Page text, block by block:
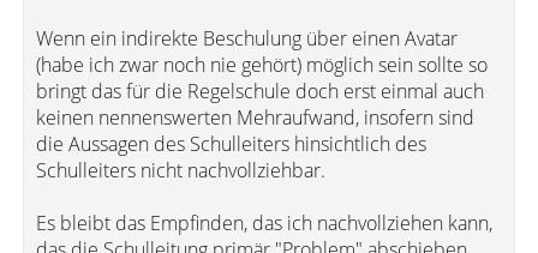
Wenn ein indirekte Beschulung über einen Avatar
(habe ich zwar noch nie gehört) möglich sein sollte so
bringt das für die Regelschule doch erst einmal auch
keinen nennenswerten Mehraufwand, insofern sind
die Aussagen des Schulleiters hinsichtlich des
Schulleiters nicht nachvollziehbar.
Es bleibt das Empfinden, das ich nachvollziehen kann,